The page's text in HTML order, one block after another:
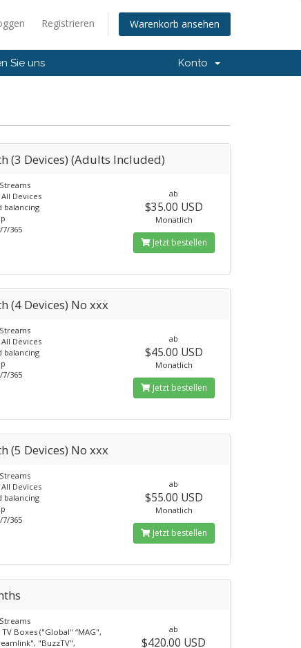
Registrieren Warenkorb ansehen
Sie uns Konto
(3 Devices) (Adults Included)
Devices
balancing
365
ab
$35.00 USD
Monatlich
Jetzt bestellen
(4 Devices) No xxx
Devices
balancing
365
ab
$45.00 USD
Monatlich
Jetzt bestellen
(5 Devices) No xxx
Devices
balancing
365
ab
$55.00 USD
Monatlich
Jetzt bestellen
Boxes ("Global" “MAG",
"BuzzTV",
ab
$420.00 USD